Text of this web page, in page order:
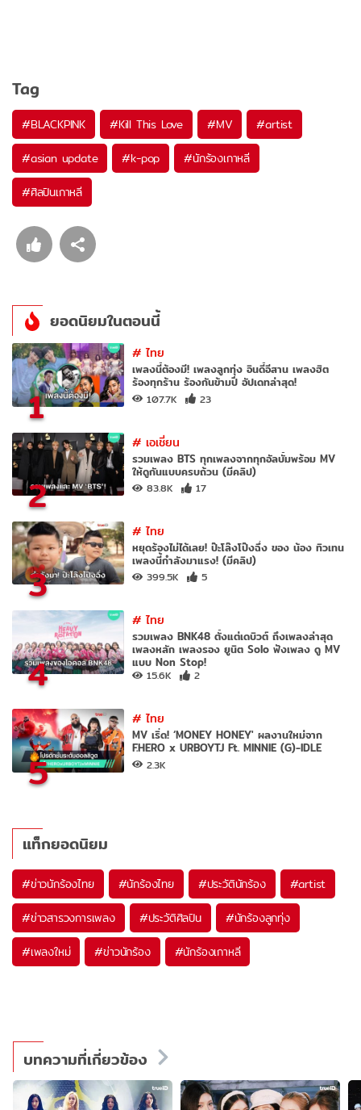
Tag
#BLACKPINK #Kill This Love #MV #artist
#asian update #k-pop #นักร้องเกาหลี
#ศิลปินเกาหลี
ยอดนิยมในตอนนี้
1
#ไทย
เพลงนี้ต้องมี! เพลงลูกทุ่ง อินดี้อีสาน เพลงฮิต
ร้องทุกร้าน ร้องกันข้ามปี อัปเดทล่าสุด!
107.7K 23
2
#เอเชี่ยน
รวมเพลง BTS ทุกเพลงจากทุกอัลบั้มพร้อม MV
ให้ดูกันแบบครบถ้วน (มีคลิป)
83.8K 17
3
#ไทย
หยุดร้องไม่ได้เลย! ป๊ะโล๊งโป๊งฉึ่ง ของ น้อง ทิวเทน
เพลงนี้กำลังมาแรง! (มีคลิป)
399.5K 5
4
#ไทย
รวมเพลง BNK48 ตั้งแต่เดบิวต์ ถึงเพลงล่าสุด
เพลงหลัก เพลงรอง ยูนิต Solo ฟังเพลง ดู MV
แบบ Non Stop!
15.6K 2
5
#ไทย
MV เริ่ด! ‘MONEY HONEY' ผลงานใหม่จาก
F.HERO x URBOYTJ Ft. MINNIE (G)-IDLE
2.3K
แท็กยอดนิยม
#ข่าวนักร้องไทย #นักร้องไทย #ประวัตินักร้อง #artist
#ข่าวสารวงการเพลง #ประวัติศิลปิน #นักร้องลูกทุ่ง
#เพลงใหม่ #ข่าวนักร้อง #นักร้องเกาหลี
บทความที่เกี่ยวข้อง